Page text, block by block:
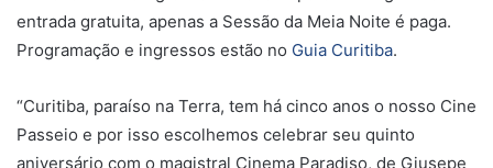
entrada gratuita, apenas a Sessão da Meia Noite é paga.
Programação e ingressos estão no Guia Curitiba.
“Curitiba, paraíso na Terra, tem há cinco anos o nosso Cine
Passeio e por isso escolhemos celebrar seu quinto
aniversário com o magistral Cinema Paradiso, de Giusepe